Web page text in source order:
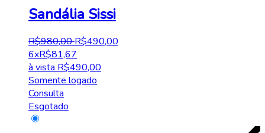
Sandália Sissi
R$980,00R$490,00
6xR$81,67
à vistaR$490,00
Somente logado
Consulta
Esgotado